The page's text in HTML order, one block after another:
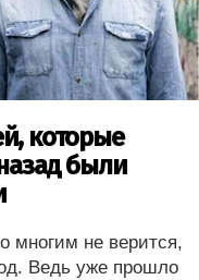
которые
были
многим не верится,
Ведь уже прошло